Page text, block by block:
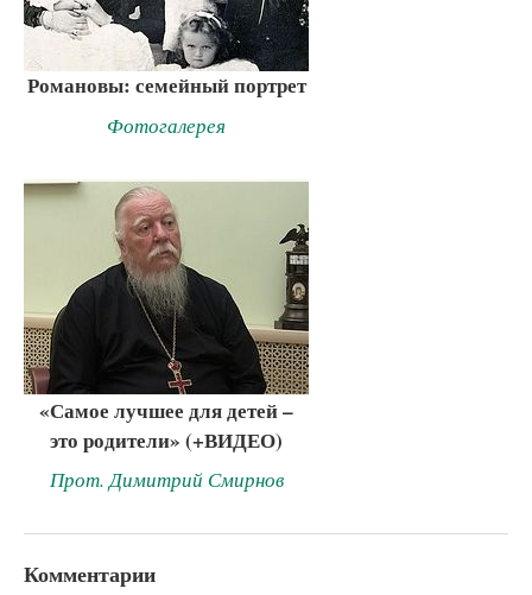
Романовы: семейный портрет
Фотогалерея
«Самое лучшее для детей –
это родители» (+ВИДЕО)
Прот. Димитрий Смирнов
Комментарии